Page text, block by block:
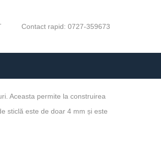
Contact rapid: 0727-359673
Aceasta permite la construirea
sticlă este de doar 4 mm și este